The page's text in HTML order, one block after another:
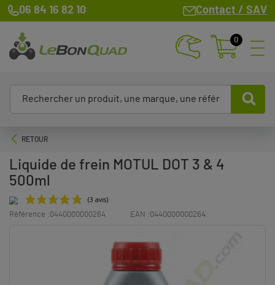
06 84 16 82 10 Contact / SAV
0
RETOUR
Liquide de frein MOTUL DOT 3 & 4
500ml
Référence :0440000000264 EAN :0440000000264